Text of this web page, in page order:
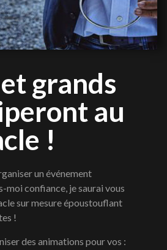
grands
au
!
un événement
moi confiance, je saurai vous
sur mesure époustouflant
!
des animations pour vos :